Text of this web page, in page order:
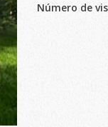
Número de